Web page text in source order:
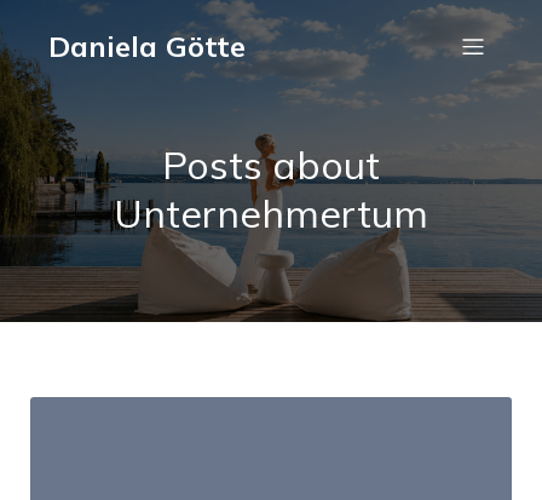
Daniela Götte
Posts about
Unternehmertum